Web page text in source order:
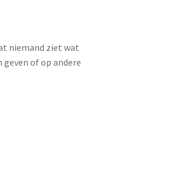
niemand ziet wat
of op andere